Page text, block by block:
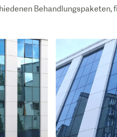
Behandlungspaketen,